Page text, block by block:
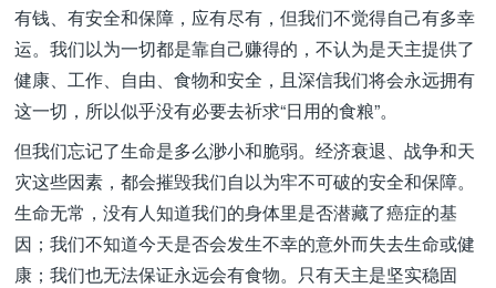
有钱、有安全和保障，应有尽有，但我们不觉得自己有多幸
运。我们以为一切都是靠自己赚得的，不认为是天主提供了
健康、工作、自由、食物和安全，且深信我们将会永远拥有
这一切，所以似乎没有必要去祈求“日用的食粮”。
但我们忘记了生命是多么渺小和脆弱。经济衰退、战争和天
灾这些因素，都会摧毁我们自以为牢不可破的安全和保障。
生命无常，没有人知道我们的身体里是否潜藏了癌症的基
因；我们不知道今天是否会发生不幸的意外而失去生命或健
康；我们也无法保证永远会有食物。只有天主是坚实稳固